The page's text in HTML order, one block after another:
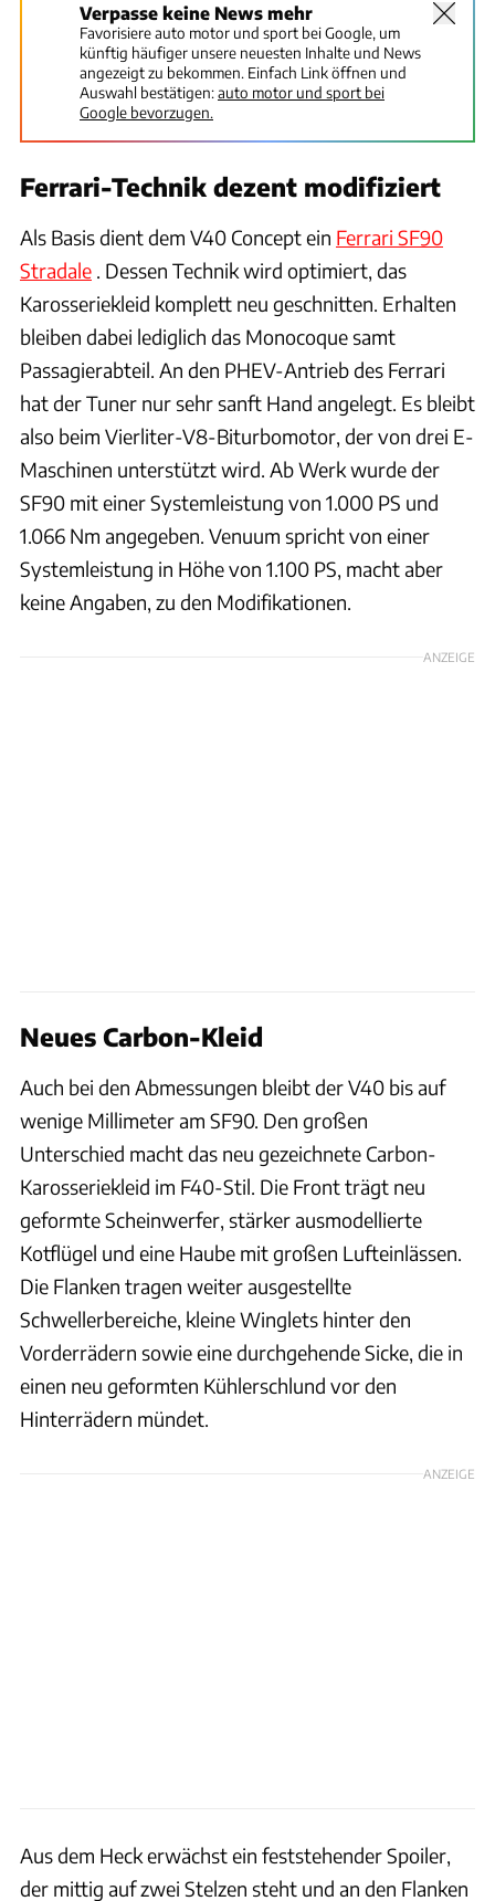
Verpasse keine News mehr
Favorisiere auto motor und sport bei Google, um
künftig häufiger unsere neuesten Inhalte und News
angezeigt zu bekommen. Einfach Link öffnen und
Auswahl bestätigen:auto motor und sport bei
Google bevorzugen.
Ferrari-Technik dezent modifiziert
Als Basis dient dem V40 Concept ein Ferrari SF90
Stradale . Dessen Technik wird optimiert, das
Karosseriekleid komplett neu geschnitten. Erhalten
bleiben dabei lediglich das Monocoque samt
Passagierabteil. An den PHEV-Antrieb des Ferrari
hat der Tuner nur sehr sanft Hand angelegt. Es bleibt
also beim Vierliter-V8-Biturbomotor, der von drei E-
Maschinen unterstützt wird. Ab Werk wurde der
SF90 mit einer Systemleistung von 1.000 PS und
1.066 Nm angegeben. Venuum spricht von einer
Systemleistung in Höhe von 1.100 PS, macht aber
keine Angaben, zu den Modifikationen.
ANZEIGE
Neues Carbon-Kleid
Auch bei den Abmessungen bleibt der V40 bis auf
wenige Millimeter am SF90. Den großen
Unterschied macht das neu gezeichnete Carbon-
Karosseriekleid im F40-Stil. Die Front trägt neu
geformte Scheinwerfer, stärker ausmodellierte
Kotflügel und eine Haube mit großen Lufteinlässen.
Die Flanken tragen weiter ausgestellte
Schwellerbereiche, kleine Winglets hinter den
Vorderrädern sowie eine durchgehende Sicke, die in
einen neu geformten Kühlerschlund vor den
Hinterrädern mündet.
ANZEIGE
Aus dem Heck erwächst ein feststehender Spoiler,
der mittig auf zwei Stelzen steht und an den Flanken